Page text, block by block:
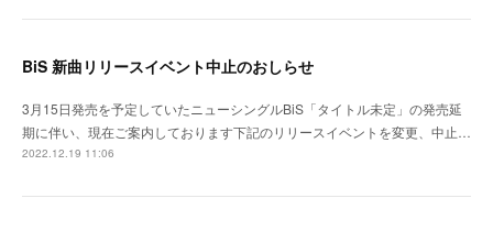
BiS 新曲リリースイベント中止のおしらせ
3月15日発売を予定していたニューシングルBiS「タイトル未定」の発売延
期に伴い、現在ご案内しております下記のリリースイベントを変更、中止…
2022.12.19 11:06